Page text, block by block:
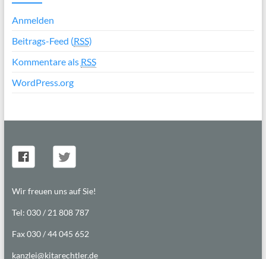
Anmelden
Beitrags-Feed (RSS)
Kommentare als RSS
WordPress.org
Wir freuen uns auf Sie!
Tel: 030 / 21 808 787
Fax 030 / 44 045 652
kanzlei@kitarechtler.de